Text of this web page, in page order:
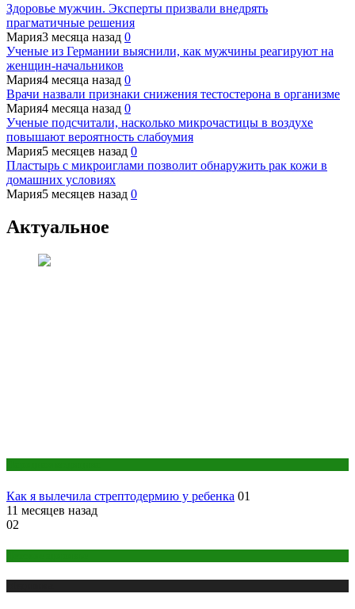
Здоровье мужчин. Эксперты призвали внедрять
прагматичные решения
Мария3 месяца назад 0
Ученые из Германии выяснили, как мужчины реагируют на
женщин-начальников
Мария4 месяца назад 0
Врачи назвали признаки снижения тестостерона в организме
Мария4 месяца назад 0
Ученые подсчитали, насколько микрочастицы в воздухе
повышают вероятность слабоумия
Мария5 месяцев назад 0
Пластырь с микроиглами позволит обнаружить рак кожи в
домашних условиях
Мария5 месяцев назад 0
Актуальное
Как я вылечила стрептодермию у ребенка 01
11 месяцев назад
02